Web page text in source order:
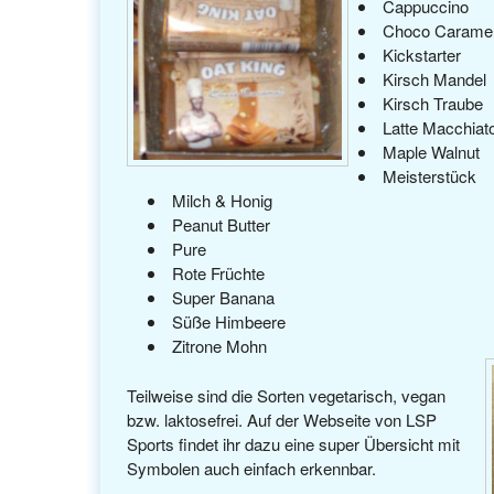
Cappuccino
Choco
Kickstarter
Kirsch Mandel
Kirsch Traube
Latte
Maple Walnut
Meisterstück
Milch & Honig
Peanut Butter
Pure
Rote Früchte
Super Banana
Süße Himbeere
Zitrone Mohn
Teilweise sind die Sorten vegetarisch, vegan
bzw. laktosefrei. Auf der Webseite von LSP
Sports findet ihr dazu eine super Übersicht mit
Symbolen auch einfach erkennbar.